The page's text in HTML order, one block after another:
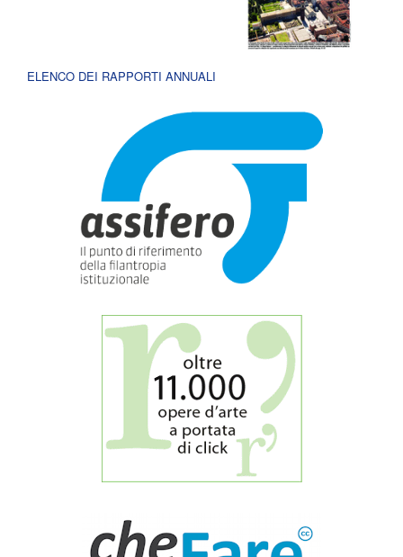
ELENCO DEI RAPPORTI ANNUALI